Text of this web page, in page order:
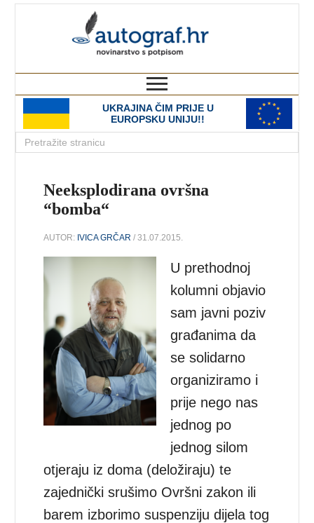
UKRAJINA ČIM PRIJE U
EUROPSKU UNIJU!!
Neeksplodirana ovršna
“bomba“
AUTOR: IVICA GRČAR / 31.07.2015.
U prethodnoj
kolumni objavio
sam javni poziv
građanima da
se solidarno
organiziramo i
prije nego nas
jednog po
jednog silom
otjeraju iz doma (deložiraju) te
zajednički srušimo Ovršni zakon ili
barem izborimo suspenziju dijela tog